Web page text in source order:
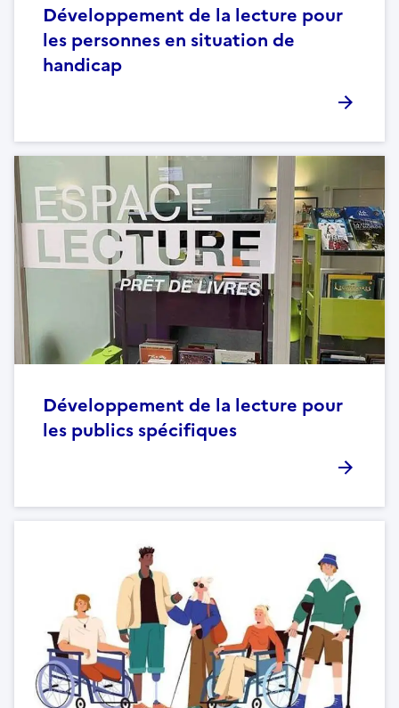
Développement de la lecture pour
les personnes en situation de
handicap
Développement de la lecture pour
les publics spécifiques